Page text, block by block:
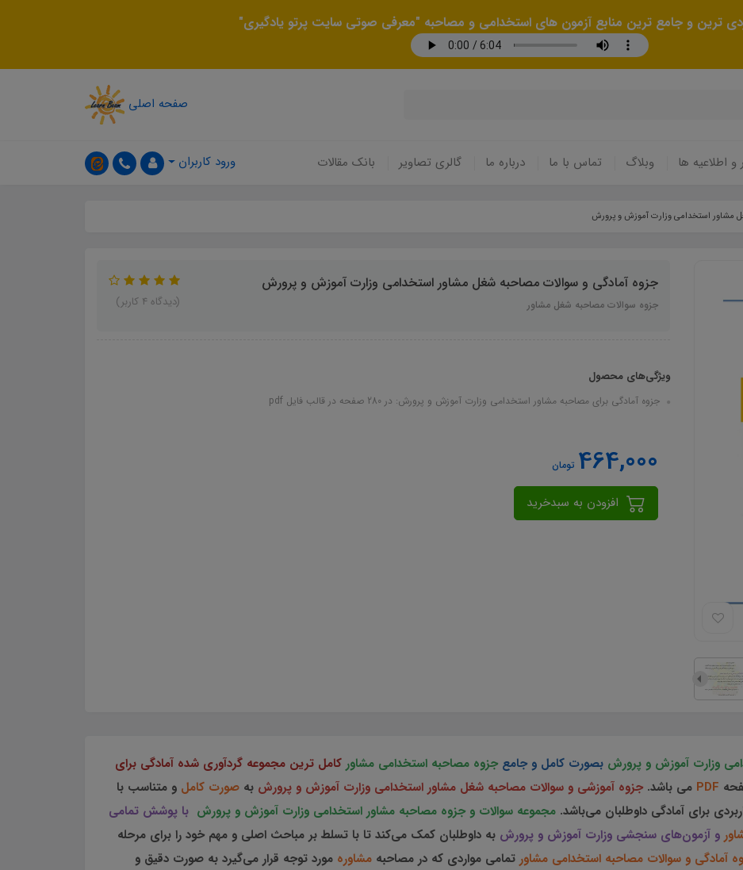
ترین و جامع ترین منابع آزمون های استخدامی و مصاحبه "معرفی صوتی سایت پرتو یادگیری"
صفحه اصلی
و اطلاعیه ها وبلاگ تماس با ما درباره ما گالری تصاویر بانک مقالات ورود کاربران
مشاور استخدامی وزارت آموزش و پرورش
جزوه آمادگی و سوالات مصاحبه شغل مشاور استخدامی وزارت آموزش و پرورش
جزوه سوالات مصاحبه شغل مشاور (دیدگاه 4 کاربر)
ویژگی‌های محصول
جزوه آمادگی برای مصاحبه مشاور استخدامی وزارت آموزش و پرورش: در 280 صفحه در قالب فایل pdf
464,000 تومان
وزارت آموزش و پرورش بصورت کامل و جامع جزوه مصاحبه استخدامی مشاور کامل ترین مجموعه گردآوری شده آمادگی برای
PDF می باشد. جزوه آموزشی و سوالات مصاحبه شغل مشاور استخدامی وزارت آموزش و پرورش به صورت کامل و متناسب با
برای آمادگی داوطلبان می‌باشد. مجموعه سوالات و جزوه مصاحبه مشاور استخدامی وزارت آموزش و پرورش با پوشش تمامی
و آزمون‌های سنجشی وزارت آموزش و پرورش به داوطلبان کمک می‌کند تا با تسلط بر مباحث اصلی و مهم خود را برای مرحله
آمادگی و سوالات مصاحبه استخدامی مشاور تمامی مواردی که در مصاحبه مشاوره مورد توجه قرار می‌گیرد به صورت دقیق و